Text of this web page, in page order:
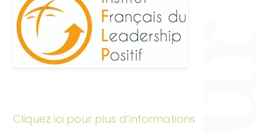
Cliquez ici pour plus d’informations